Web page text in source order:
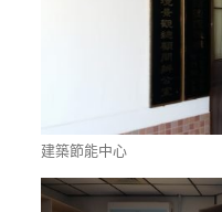
建築節能中心